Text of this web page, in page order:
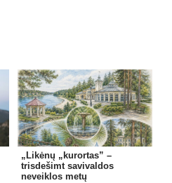
„Likėnų „kurortas” –
trisdešimt savivaldos
neveiklos metų